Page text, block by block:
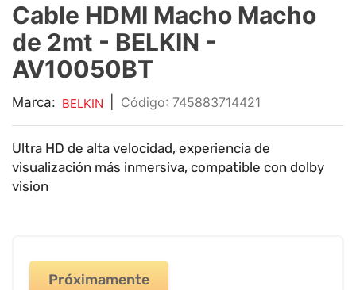
Cable HDMI Macho Macho
de 2mt - BELKIN -
AV10050BT
Marca: BELKIN : 745883714421
Ultra HD de alta velocidad, experiencia de
visualización más inmersiva, compatible con dolby
vision
Próximamente
.
marcadores
7
audifonos
impresora
cuadernos